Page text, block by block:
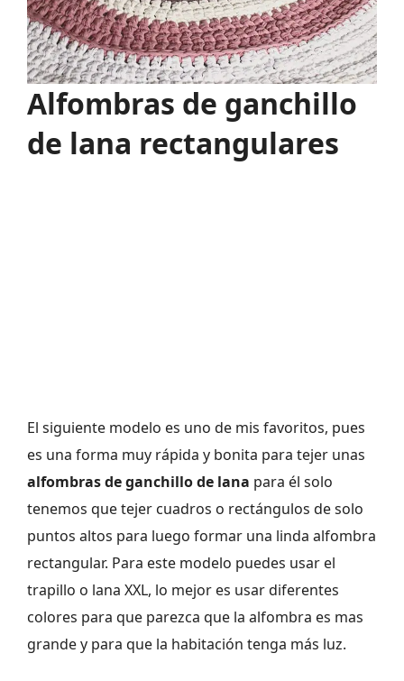
Alfombras de ganchillo
de lana rectangulares
El siguiente modelo es uno de mis favoritos, pues
es una forma muy rápida y bonita para tejer unas
alfombras de ganchillo de lana para él solo
tenemos que tejer cuadros o rectángulos de solo
puntos altos para luego formar una linda alfombra
rectangular. Para este modelo puedes usar el
trapillo o lana XXL, lo mejor es usar diferentes
colores para que parezca que la alfombra es mas
grande y para que la habitación tenga más luz.